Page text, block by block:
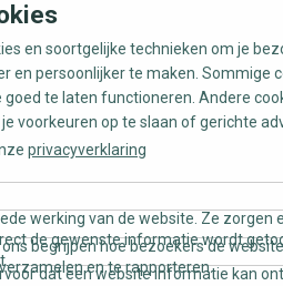
en soortgelijke technieken om je
en persoonlijker te maken. Sommige
te laten functioneren. Andere
voorkeuren op te slaan of gerichte
privacyverklaring
werking van de website. Ze zorgen
de gewenste informatie wordt
begrijpen hoe bezoekers de
en te rapporteren.
dat een website informatie kan